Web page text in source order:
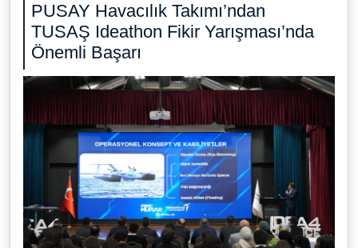
PUSAY Havacılık Takımı’ndan
TUSAŞ Ideathon Fikir Yarışması’nda
Önemli Başarı